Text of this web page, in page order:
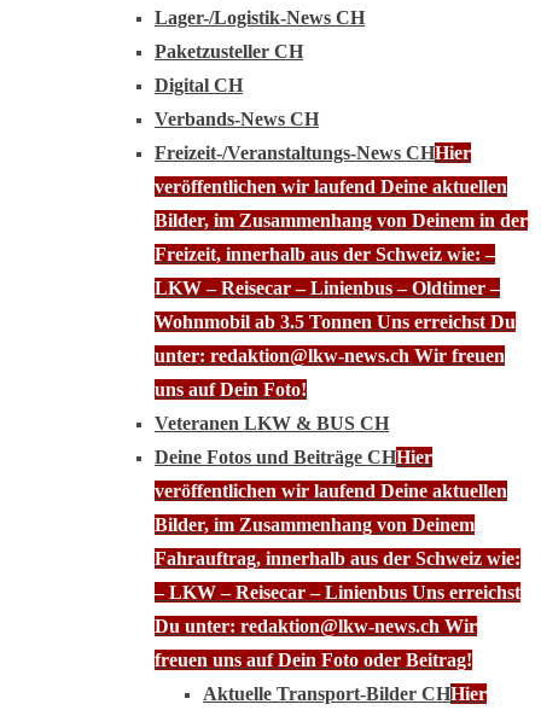
Lager-/Logistik-News CH
Paketzusteller CH
Digital CH
Verbands-News CH
Freizeit-/Veranstaltungs-News CHHier
veröffentlichen wir laufend Deine aktuellen
Bilder, im Zusammenhang von Deinem in der
Freizeit, innerhalb aus der Schweiz wie: –
LKW – Reisecar – Linienbus – Oldtimer –
Wohnmobil ab 3.5 Tonnen Uns erreichst Du
unter: redaktion@lkw-news.ch Wir freuen
uns auf Dein Foto!
Veteranen LKW & BUS CH
Deine Fotos und Beiträge CHHier
veröffentlichen wir laufend Deine aktuellen
Bilder, im Zusammenhang von Deinem
Fahrauftrag, innerhalb aus der Schweiz wie:
– LKW – Reisecar – Linienbus Uns erreichst
Du unter: redaktion@lkw-news.ch Wir
freuen uns auf Dein Foto oder Beitrag!
Aktuelle Transport-Bilder CHHier